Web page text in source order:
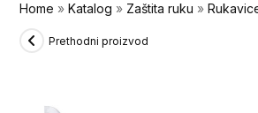
Home »Katalog » Zaštita ruku »
Prethodni proizvod